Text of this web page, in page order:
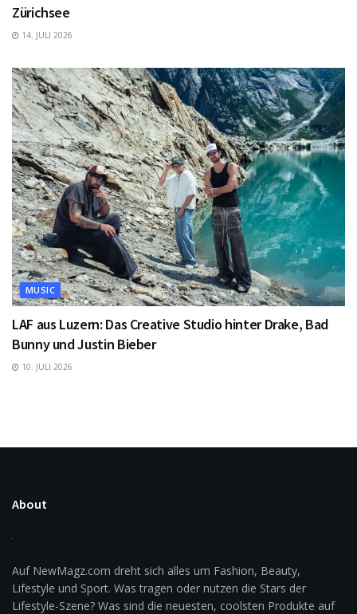
Zürichsee
14. JULI 2026
MUSIC
LAF aus Luzern: Das Creative Studio hinter Drake, Bad
Bunny und Justin Bieber
10. JULI 2026
About
Auf NewMagz.com dreht sich alles um Fashion, Beauty,
Lifestyle und Sport. Was tragen oder nutzen die Stars der
Lifestyle-Szene? Was sind die neuesten, coolsten Produkte auf